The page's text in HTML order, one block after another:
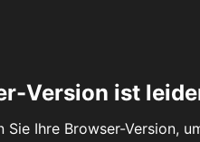
Version ist
Sie Ihre Browser-Version,